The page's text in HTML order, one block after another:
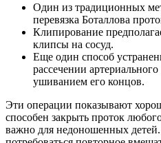
Один из традиционных
перевязка Боталлова
Клипирование
клипсы на сосуд.
Еще один способ
рассечении
ушиванием его концов.
Эти операции показывают
способен закрыть проток
важно для недоношенных